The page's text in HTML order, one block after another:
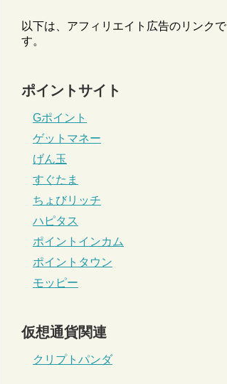
以下は、アフィリエイト広告のリンクで
す。
ポイントサイト
Gポイント
ゲットマネー
げん玉
すぐたま
ちょびリッチ
ハピタス
ポイントインカム
ポイントタウン
モッピー
仮想通貨関連
クリプトパンダ